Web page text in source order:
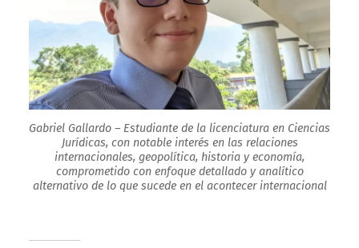
Gabriel Gallardo – Estudiante de la licenciatura en Ciencias
Jurídicas, con notable interés en las relaciones
internacionales, geopolítica, historia y economía,
comprometido con enfoque detallado y analítico
alternativo de lo que sucede en el acontecer internacional